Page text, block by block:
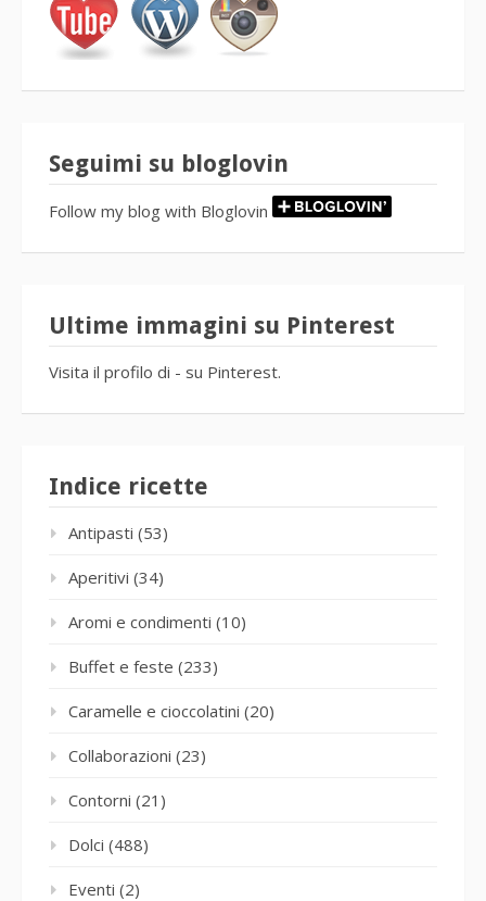
Seguimi su bloglovin
Follow my blog with Bloglovin
Ultime immagini su Pinterest
Visita il profilo di - su Pinterest.
Indice ricette
Antipasti (53)
Aperitivi (34)
Aromi e condimenti (10)
Buffet e feste (233)
Caramelle e cioccolatini (20)
Collaborazioni (23)
Contorni (21)
Dolci (488)
Eventi (2)